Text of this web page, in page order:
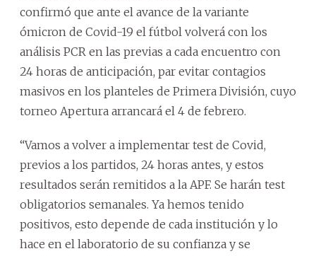
confirmó que ante el avance de la variante
ómicron de Covid-19 el fútbol volverá con los
análisis PCR en las previas a cada encuentro con
24 horas de anticipación, par evitar contagios
masivos en los planteles de Primera División, cuyo
torneo Apertura arrancará el 4 de febrero.
“Vamos a volver a implementar test de Covid,
previos a los partidos, 24 horas antes, y estos
resultados serán remitidos a la APF. Se harán test
obligatorios semanales. Ya hemos tenido
positivos, esto depende de cada institución y lo
hace en el laboratorio de su confianza y se